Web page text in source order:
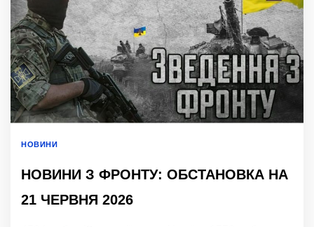
НОВИНИ
НОВИНИ З ФРОНТУ: ОБСТАНОВКА НА
21 ЧЕРВНЯ 2026